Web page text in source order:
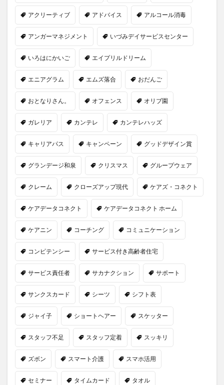
アクリーティブ アドバイス アルコール消毒
アンガーマネジメント いづみデイサービスセンター
いろはにかいご エイプリルドリーム
エニアグラム エムズ落合 おだんご
おとなりさん。 オフェンス オリブ園
ガレリア カンテレ カンテレハッズ
キャリアパス キャンペーン グッドデザイン賞
グランデージ和泉 クリスマス グループウェア
クレーム クローズアップ現代 ケアズ・コネクト
ケアデータコネクト ケアデータコネクト ホーム
ケアニン コーチング コミュニケーション
コンピテンシー サービス付き高齢者住宅
サービス責任者 サカナクション サポート
サンクスカード シーツ シフト表
ジャイ子 ショートヘアー スケッター
スタッフ不足 スタッフ定着 スッキリ
ズボン スマート介護 スマホ活用
セミナー タイムカード タオル